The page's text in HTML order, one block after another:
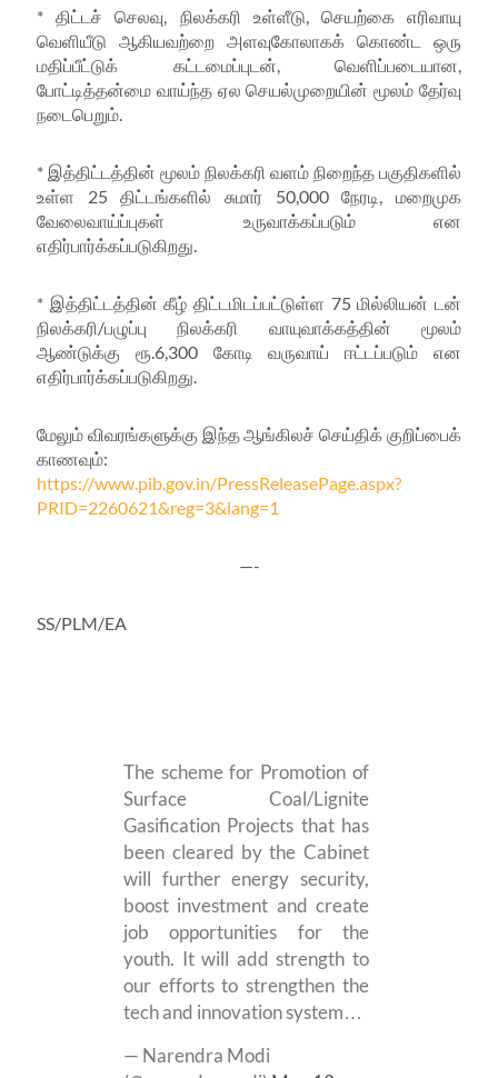
* திட்டச் செலவு, நிலக்கரி உள்ளீடு, செயற்கை எரிவாயு
வெளியீடு ஆகியவற்றை அளவுகோலாகக் கொண்ட ஒரு
மதிப்பீட்டுக் கட்டமைப்புடன், வெளிப்படையான,
போட்டித்தன்மை வாய்ந்த ஏல செயல்முறையின் மூலம் தேர்வு
நடைபெறும்.
* இத்திட்டத்தின் மூலம் நிலக்கரி வளம் நிறைந்த பகுதிகளில்
உள்ள 25 திட்டங்களில் சுமார் 50,000 நேரடி, மறைமுக
வேலைவாய்ப்புகள் உருவாக்கப்படும் என
எதிர்பார்க்கப்படுகிறது.
* இத்திட்டத்தின் கீழ் திட்டமிடப்பட்டுள்ள 75 மில்லியன் டன்
நிலக்கரி/பழுப்பு நிலக்கரி வாயுவாக்கத்தின் மூலம்
ஆண்டுக்கு ரூ.6,300 கோடி வருவாய் ஈட்டப்படும் என
எதிர்பார்க்கப்படுகிறது.
மேலும் விவரங்களுக்கு இந்த ஆங்கிலச் செய்திக் குறிப்பைக்
காணவும்:
https://www.pib.gov.in/PressReleasePage.aspx?
PRID=2260621&reg=3&lang=1
—-
SS/PLM/EA
The scheme for Promotion of
Surface Coal/Lignite
Gasification Projects that has
been cleared by the Cabinet
will further energy security,
boost investment and create
job opportunities for the
youth. It will add strength to
our efforts to strengthen the
tech and innovation system…
— Narendra Modi